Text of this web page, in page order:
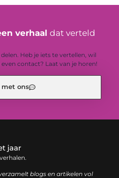
verhaal dat verteld
Heb je iets te vertellen, wil
contact? Laat van je horen!
met ons
jaar
blogs en artikelen vol